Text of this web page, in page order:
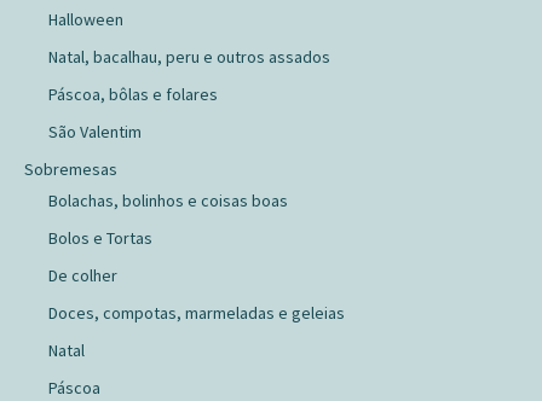
Halloween
Natal, bacalhau, peru e outros assados
Páscoa, bôlas e folares
São Valentim
Sobremesas
Bolachas, bolinhos e coisas boas
Bolos e Tortas
De colher
Doces, compotas, marmeladas e geleias
Natal
Páscoa